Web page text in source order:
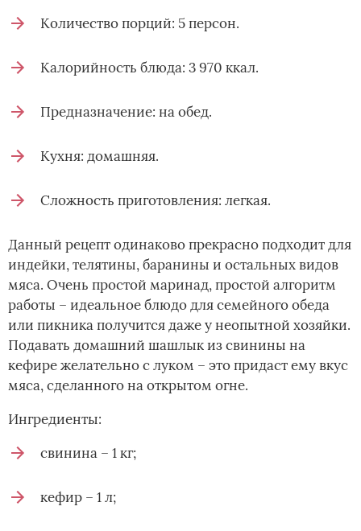
Количество порций: 5 персон.
Калорийность блюда: 3 970 ккал.
Предназначение: на обед.
Кухня: домашняя.
Сложность приготовления: легкая.
Данный рецепт одинаково прекрасно подходит для
индейки, телятины, баранины и остальных видов
мяса. Очень простой маринад, простой алгоритм
работы – идеальное блюдо для семейного обеда
или пикника получится даже у неопытной хозяйки.
Подавать домашний шашлык из свинины на
кефире желательно с луком – это придаст ему вкус
мяса, сделанного на открытом огне.
Ингредиенты:
свинина – 1 кг;
кефир – 1 л;